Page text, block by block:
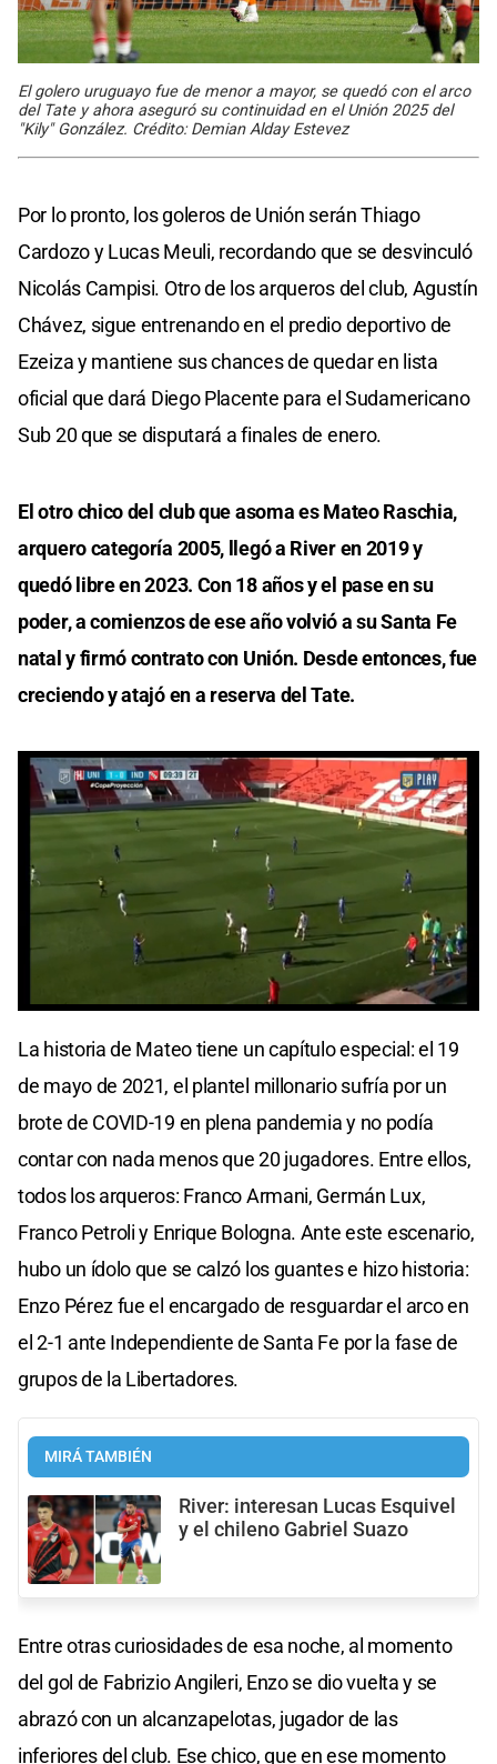
El golero uruguayo fue de menor a mayor, se quedó con el arco
del Tate y ahora aseguró su continuidad en el Unión 2025 del
"Kily" González. Crédito: Demian Alday Estevez
Por lo pronto, los goleros de Unión serán Thiago
Cardozo y Lucas Meuli, recordando que se desvinculó
Nicolás Campisi. Otro de los arqueros del club, Agustín
Chávez, sigue entrenando en el predio deportivo de
Ezeiza y mantiene sus chances de quedar en lista
oficial que dará Diego Placente para el Sudamericano
Sub 20 que se disputará a finales de enero.
El otro chico del club que asoma es Mateo Raschia,
arquero categoría 2005, llegó a River en 2019 y
quedó libre en 2023. Con 18 años y el pase en su
poder, a comienzos de ese año volvió a su Santa Fe
natal y firmó contrato con Unión. Desde entonces, fue
creciendo y atajó en a reserva del Tate.
of
seconds
La historia de Mateo tiene un capítulo especial: el 19
de mayo de 2021, el plantel millonario sufría por un
brote de COVID-19 en plena pandemia y no podía
contar con nada menos que 20 jugadores. Entre ellos,
todos los arqueros: Franco Armani, Germán Lux,
Franco Petroli y Enrique Bologna. Ante este escenario,
hubo un ídolo que se calzó los guantes e hizo historia:
Enzo Pérez fue el encargado de resguardar el arco en
el 2-1 ante Independiente de Santa Fe por la fase de
grupos de la Libertadores.
MIRÁ TAMBIÉN
River: interesan Lucas Esquivel
y el chileno Gabriel Suazo
Entre otras curiosidades de esa noche, al momento
del gol de Fabrizio Angileri, Enzo se dio vuelta y se
abrazó con un alcanzapelotas, jugador de las
inferiores del club. Ese chico, que en ese momento